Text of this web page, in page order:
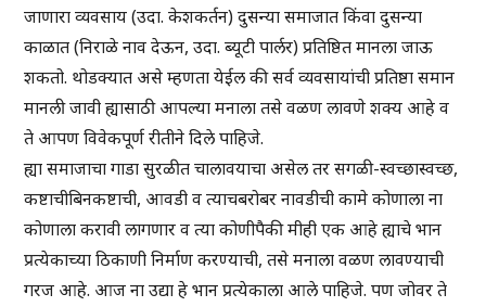
जाणारा व्यवसाय (उदा. केशकर्तन) दुसन्या समाजात किंवा दुसन्या
काळात (निराळे नाव देऊन, उदा. ब्यूटी पार्लर) प्रतिष्ठित मानला जाऊ
शकतो. थोडक्यात असे म्हणता येईल की सर्व व्यवसायांची प्रतिष्ठा समान
मानली जावी ह्यासाठी आपल्या मनाला तसे वळण लावणे शक्य आहे व
ते आपण विवेकपूर्ण रीतीने दिले पाहिजे.
ह्या समाजाचा गाडा सुरळीत चालावयाचा असेल तर सगळी-स्वच्छास्वच्छ,
कष्टाचीबिनकष्टाची, आवडी व त्याचबरोबर नावडीची कामे कोणाला ना
कोणाला करावी लागणार व त्या कोणीपैकी मीही एक आहे ह्याचे भान
प्रत्येकाच्या ठिकाणी निर्माण करण्याची, तसे मनाला वळण लावण्याची
गरज आहे. आज ना उद्या हे भान प्रत्येकाला आले पाहिजे. पण जोवर ते